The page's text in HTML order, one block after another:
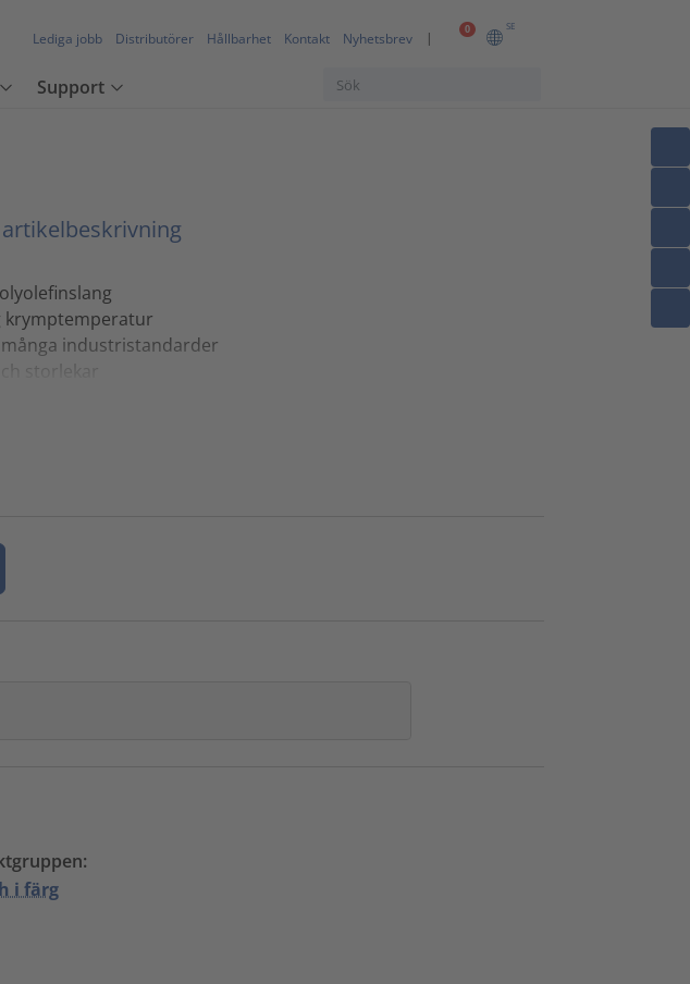
0 SE
Lediga jobb Distributörer Hållbarhet Kontakt Nyhetsbrev
Support
krymptemperatur
industristandarder
storlekar
i färg